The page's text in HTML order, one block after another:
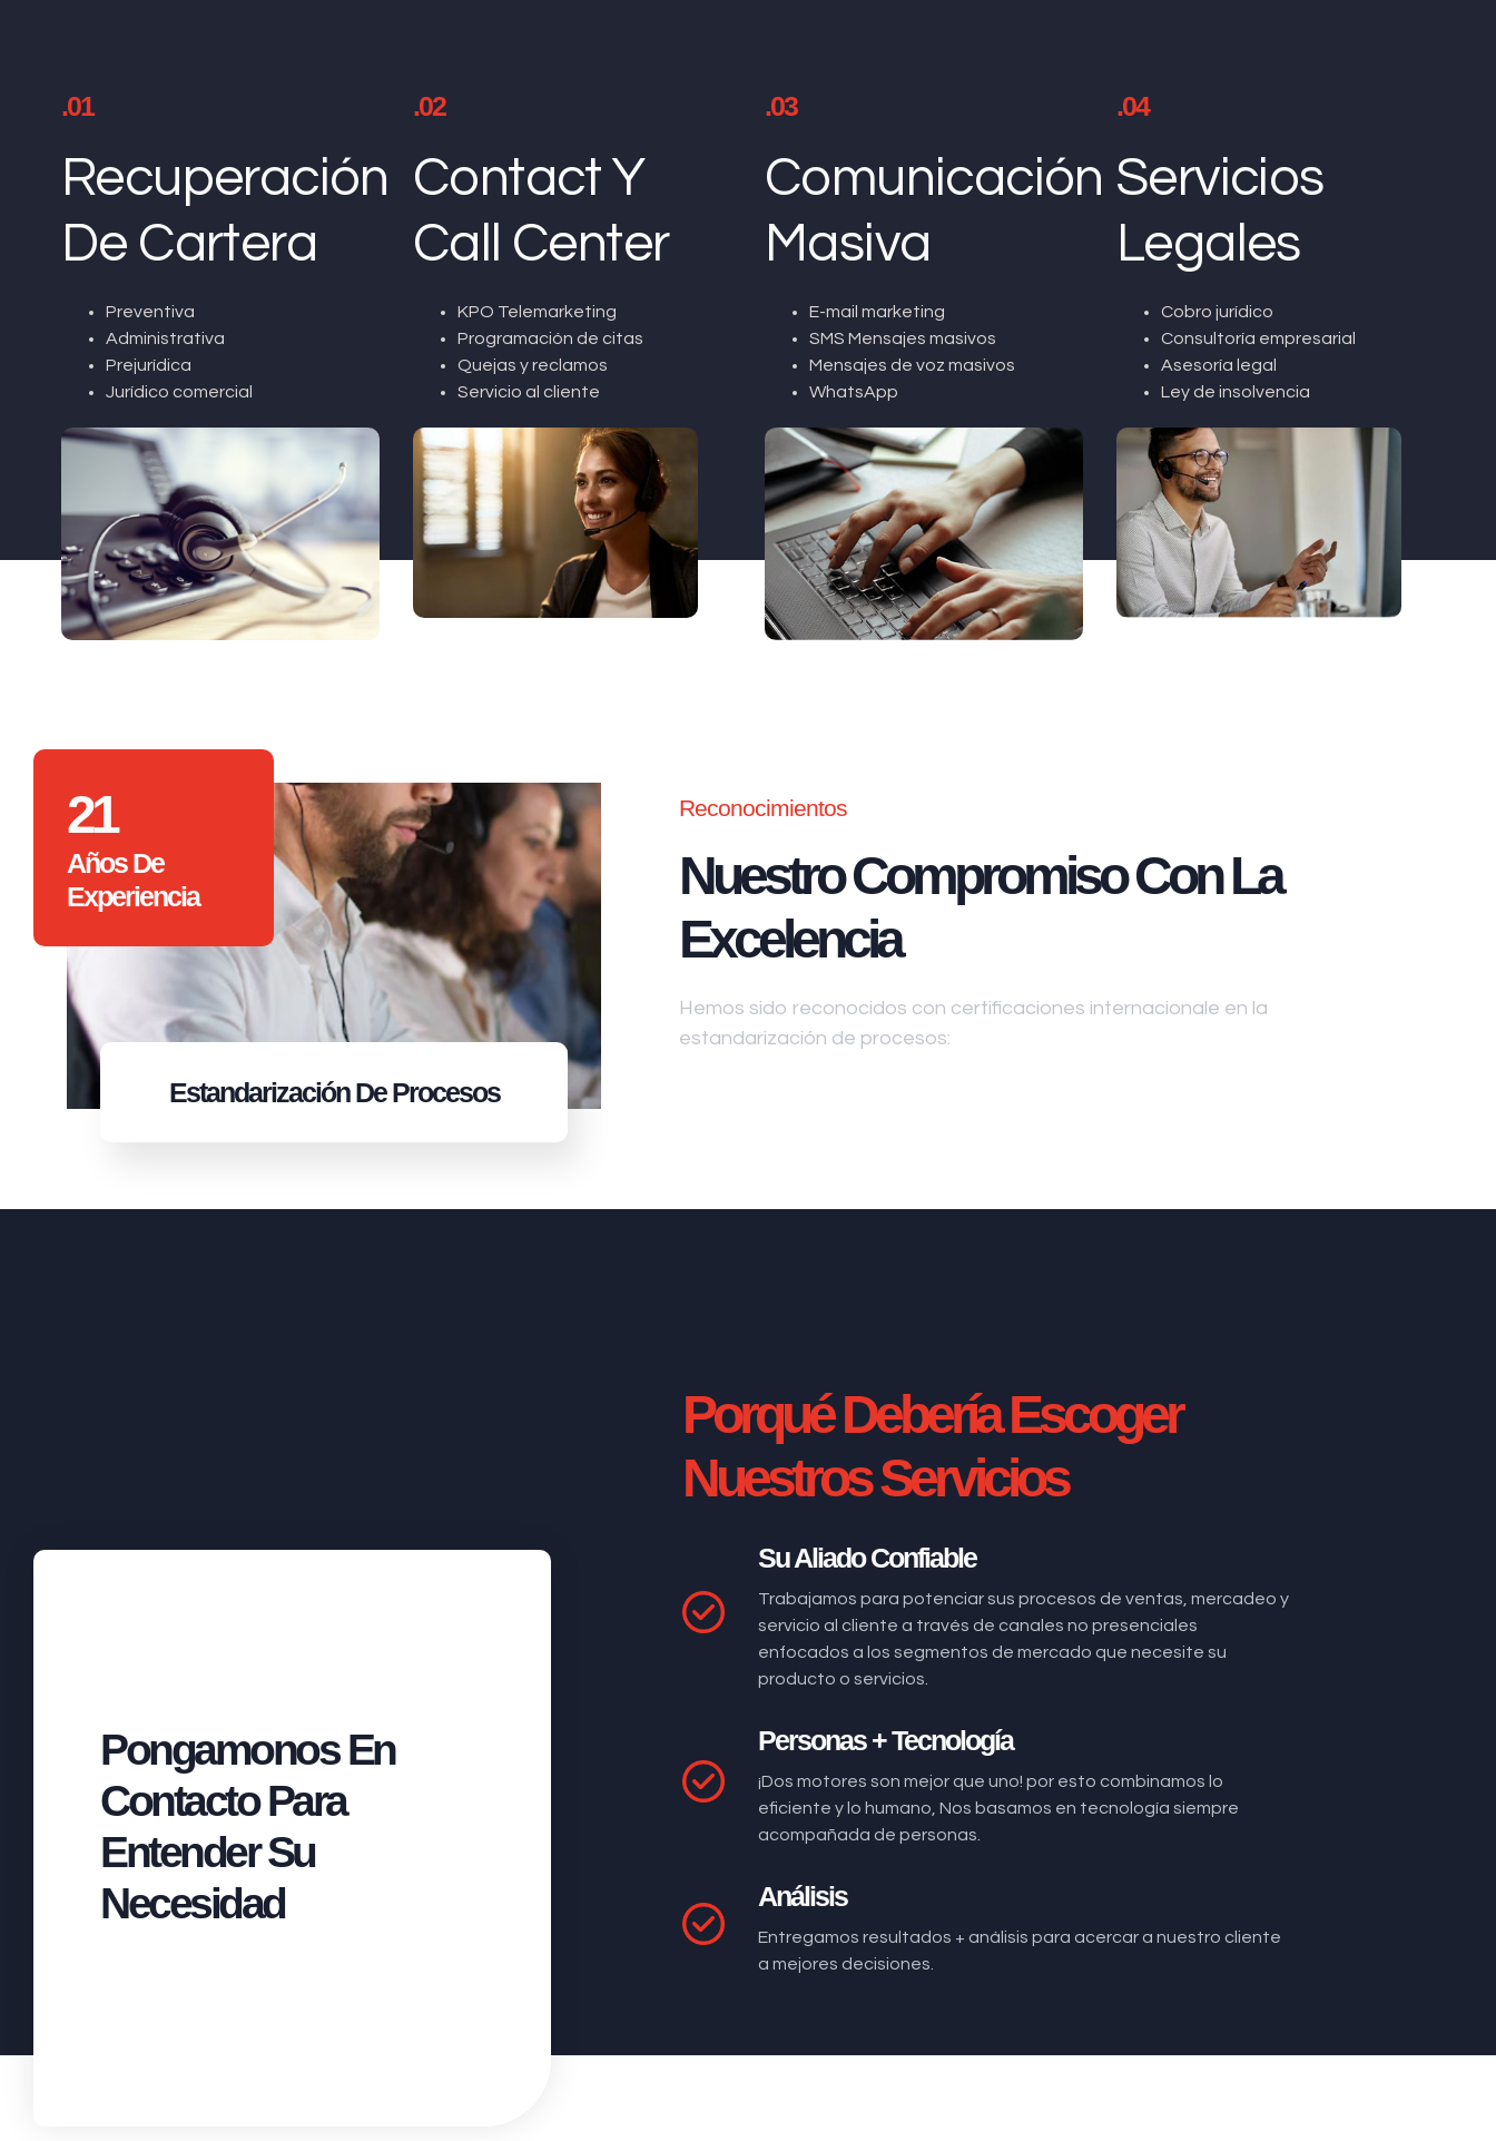
.01
Recuperación
De Cartera
Preventiva
Administrativa
Prejurídica
Jurídico comercial
.02
Contact Y
Call Center
KPO Telemarketing
Programación de citas
Quejas y reclamos
Servicio al cliente
.03
Comunicación
Masiva
E-mail marketing
SMS Mensajes masivos
Mensajes de voz masivos
WhatsApp
.04
Servicios
Legales
Cobro jurídico
Consultoría empresarial
Asesoría legal
Ley de insolvencia
21
Años De
Experiencia
EstandarizaciónDe Procesos
Reconocimientos
Nuestro Compromiso Con La
Excelencia
Hemos sido reconocidos con certificaciones internacionale en la
estandarización de procesos:
Pongamonos En
Contacto Para
Entender Su
Necesidad
Porqué Debería Escoger
Nuestros Servicios
Su Aliado Confiable
Trabajamos para potenciar sus procesos de ventas, mercadeo y
servicio al cliente a través de canales no presenciales
enfocados a los segmentos de mercado que necesite su
producto o servicios.
Personas + Tecnología
¡Dos motores son mejor que uno! por esto combinamos lo
eficiente y lo humano, Nos basamos en tecnología siempre
acompañada de personas.
Análisis
Entregamos resultados + análisis para acercar a nuestro cliente
a mejores decisiones.